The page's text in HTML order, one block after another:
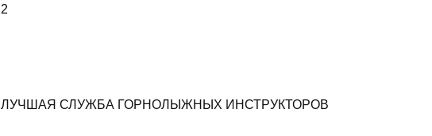
2
ЛУЧШАЯ СЛУЖБА ГОРНОЛЫЖНЫХ ИНСТРУКТОРОВ